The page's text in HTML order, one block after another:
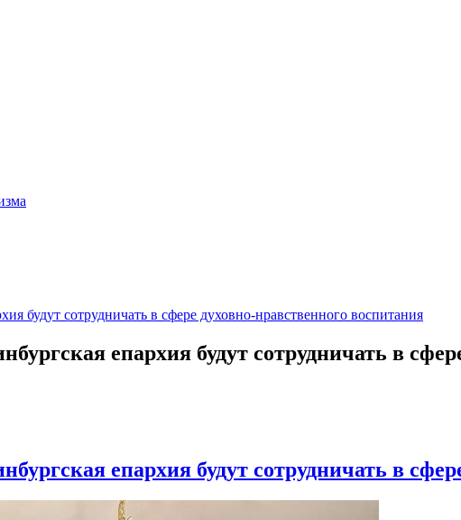
будут сотрудничать в сфере духовно-нравственного воспитания
епархия будут сотрудничать в
епархия будут сотрудничать в